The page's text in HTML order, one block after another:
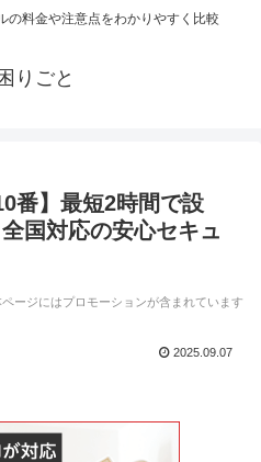
の料金や注意点をわかりやすく比較
りごと
番】最短2時間で設
国対応の安心セキュ
ージにはプロモーションが含まれています
2025.09.07